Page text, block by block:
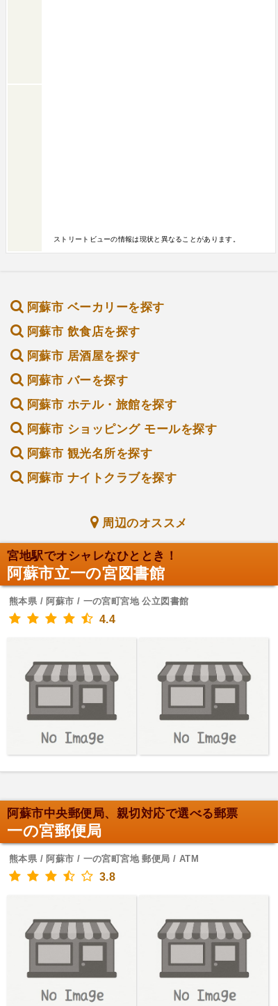
ストリートビューの情報は現状と異なることがあります。
阿蘇市 ベーカリーを探す
阿蘇市 飲食店を探す
阿蘇市 居酒屋を探す
阿蘇市 バーを探す
阿蘇市 ホテル・旅館を探す
阿蘇市 ショッピング モールを探す
阿蘇市 観光名所を探す
阿蘇市 ナイトクラブを探す
周辺のオススメ
宮地駅でオシャレなひととき！
阿蘇市立一の宮図書館
熊本県 / 阿蘇市 / 一の宮町宮地 公立図書館
4.4
阿蘇市中央郵便局、親切対応で選べる郵票
一の宮郵便局
熊本県 / 阿蘇市 / 一の宮町宮地 郵便局 / ATM
3.8